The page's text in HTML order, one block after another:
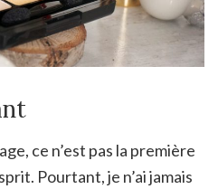
ce n’est pas la première
Pourtant, je n’ai jamais